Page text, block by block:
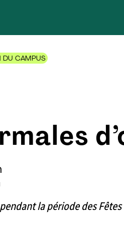
DU CAMPUS
la période des